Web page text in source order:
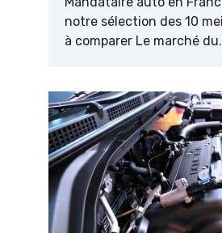
notre sélection des 10
à comparer Le marché